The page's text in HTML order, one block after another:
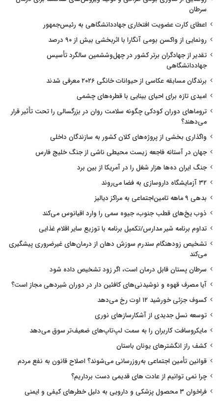
سرطان
اعطای کارت عضویت افتخاری جهاددانشگاهی به رئیس‌جمهور
رونمایی از واکسن بومی آنگارا با اثربخشی بیش از ۹۰ درصد
تقدیر از جهادگران برتر کشور در چهل‌وششمین سالگرد تأسیس
جهاددانشگاهی
برندگان مسابقه عکاسی از حیوانات خانگی ۲۰۲۶ معرفی شدند
امیدی تازه برای احیای بینایی با قطره‌های چشمی
تروماهای دوران کودکی چگونه سلامت روان در بزرگسالی را تحت تأثیر قرار
می‌دهند؟
واگذاری بخشی از پروژه‌های کلان کشور به سازندگان داخلی
جهان در آستانه فاجعه زیست محیطی ناشی از جنگ خلیج فارس
جنگ ایران ده‌ها هزار شغل را در آمریکا از بین برد
۳۲ آزمایشگاه داروسازی به فضا می‌روند
بدهی ۹ ماهه تامین‌اجتماعی به مراکز دیالیز
ذوب یخ‌های قطب جنوب، جیوه سمی را وارد اقیانوس می‌کند
تداوم برنامه شیر مدارس/تکمیل برنامه با توزیع سایر اقلام غذایی
تشخیص زودهنگام سندرم سوزش دهان از درمان‌های غیرضروری پیشگیری
می‌کند
سرطان پستان قابل درمان است، اگر زود تشخیص داده شود
آیا مصرف قهوه و نوشیدنی‌های کافئین دار در دوران شیردهی مجاز است؟
کسوف جزئی خورشید ۱۲ اوت رخ می‌دهد
توسعه نسل جدیدی از آشکارسازهای نوری
مایکروسافت کاربران را به سمت لپ‌تاپ‌های ضعیف‌تر سوق می‌دهد
کشف راز انگشترهای یونان باستان
قوانین تأمین اجتماعی به‌روزرسانی می‌شوند؟ اصلاح قانون به نفع مردم
چرا نمی توانیم از عادت های قدیمی دست برداریم؟
فراخوان ۳ محصول پزشکی و دارویی به دلیل خطرهای کیفی و ایمنی